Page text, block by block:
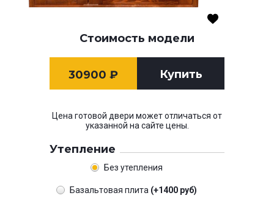
Стоимость модели
30900 ₽ Купить
Цена готовой двери может отличаться от
указанной на сайте цены.
Утепление
Без утепления
Базальтовая плита (+1400 руб)